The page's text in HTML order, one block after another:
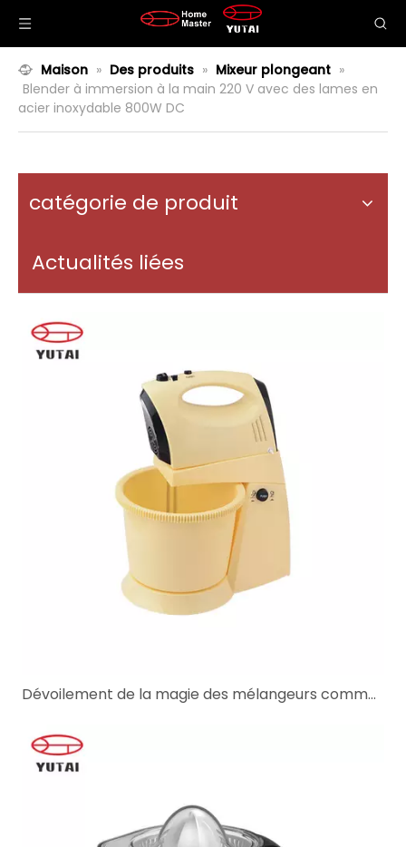
Maison » Des produits » Mixeur plongeant »
Blender à immersion à la main 220 V avec des lames en
acier inoxydable 800W DC
catégorie de produit
Actualités liées
Dévoilement de la magie des mélangeurs commerciaux, des mini-mélangeurs et des mélangeurs à main